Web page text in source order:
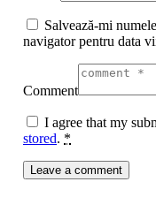
Salvează-mi
navigator pentru data
Comment
I agree that my
stored. *